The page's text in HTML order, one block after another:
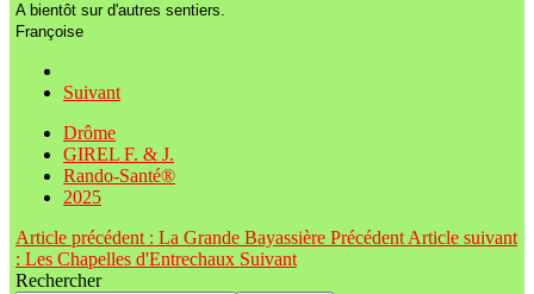
A bientôt sur d'autres sentiers.
Françoise
Suivant
Drôme
GIREL F. & J.
Rando-Santé®
2025
Article précédent : La Grande Bayassière Précédent Article suivant
: Les Chapelles d'Entrechaux Suivant
Rechercher